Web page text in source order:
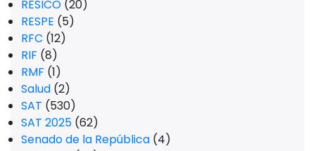
RESICO (20)
RESPE (5)
RFC (12)
RIF (8)
RMF (1)
Salud (2)
SAT (530)
SAT 2025 (62)
Senado de la República (4)